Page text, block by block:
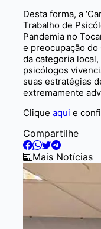
Desta forma, a
Trabalho de
Pandemia no
e preocupação do
da categoria
psicólogos
suas estratégias
extremamente
Clique aqui e
Compartilhe
Mais Notícias